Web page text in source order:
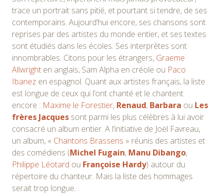
trace un portrait sans pitié, et pourtant si tendre, de ses
contemporains. Aujourd’hui encore, ses chansons sont
reprises par des artistes du monde entier, et ses textes
sont étudiés dans les écoles. Ses interprètes sont
innombrables. Citons pour les étrangers, Graeme
Allwright en anglais, Sam Alpha en créole ou Paco
Ibanez en espagnol. Quant aux artistes français, la liste
est longue de ceux qui l’ont chanté et le chantent
encore : Maxime le Forestier, Renaud, Barbara ou Les
frères Jacques sont parmi les plus célèbres à lui avoir
consacré un album entier. A l’initiative de Joël Favreau,
un album, « Chantons Brassens » réunis des artistes et
des comédiens (Michel Fugain, Manu Dibango,
Philippe Léotard ou Françoise Hardy) autour du
répertoire du chanteur. Mais la liste des hommages
serait trop longue.